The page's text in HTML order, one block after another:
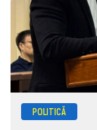
POLITICĂ